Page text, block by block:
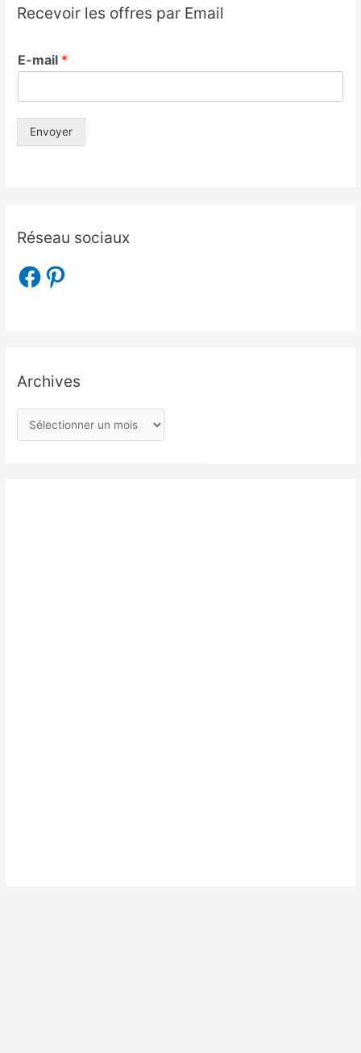
Recevoir les offres par Email
E-mail *
Envoyer
Réseau sociaux
Archives